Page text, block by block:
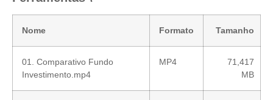
Nome Formato Tamanho
01. Comparativo Fundo
Investimento.mp4
MP4
71,417
MB